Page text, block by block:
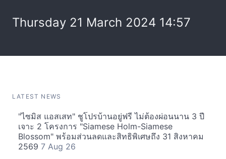
Thursday 21 March 2024 14:57
LATEST NEWS
"ไซมิส แอสเสท" ชูโปรบ้านอยู่ฟรี ไม่ต้องผ่อนนาน 3 ปี
เจาะ 2 โครงการ "Siamese Holm-Siamese
Blossom" พร้อมส่วนลดและสิทธิพิเศษถึง 31 สิงหาคม
2569 7 Aug 26